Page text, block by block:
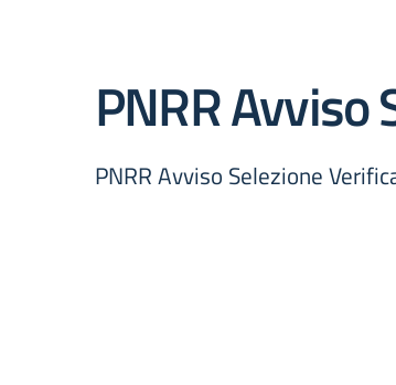
PNRR Avviso
PNRR Avviso Selezione